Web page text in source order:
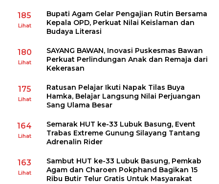
185
Lihat
Bupati Agam Gelar Pengajian Rutin Bersama
Kepala OPD, Perkuat Nilai Keislaman dan
Budaya Literasi
180
Lihat
SAYANG BAWAN, Inovasi Puskesmas Bawan
Perkuat Perlindungan Anak dan Remaja dari
Kekerasan
175
Lihat
Ratusan Pelajar Ikuti Napak Tilas Buya
Hamka, Belajar Langsung Nilai Perjuangan
Sang Ulama Besar
164
Lihat
Semarak HUT ke-33 Lubuk Basung, Event
Trabas Extreme Gunung Silayang Tantang
Adrenalin Rider
163
Lihat
Sambut HUT ke-33 Lubuk Basung, Pemkab
Agam dan Charoen Pokphand Bagikan 15
Ribu Butir Telur Gratis Untuk Masyarakat